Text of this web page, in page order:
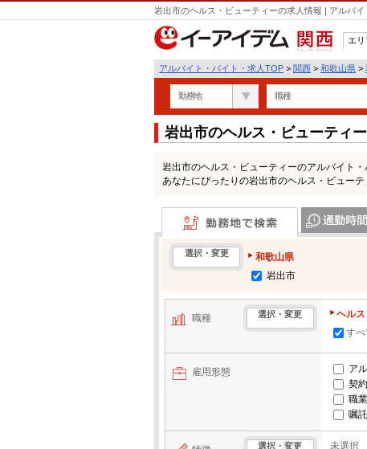
岩出市のヘルス・ビューティーの求人情報 | アルバ
関西
エ
アルバイト・バイト・求人TOP > 関西 > 和歌山県 >
勤務地 職種
岩出市のヘルス・ビューティ
岩出市のヘルス・ビューティーのアルバイト
あなたにぴったりの岩出市のヘルス・ビューテ
勤務地で検索
選択・変更
和歌山県
岩出市
職種 選択・変更
ヘル
すべ
雇用形態 ア
契
職
嘱託
選択・変更 未選択